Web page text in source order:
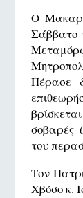
Ο
Σάββατο
Πέρασε
σοβαρές
του
Τον
Χβόσο κ.